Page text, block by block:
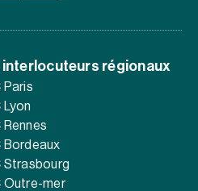
interlocuteurs régionaux
Paris
Lyon
Rennes
Bordeaux
Strasbourg
Outre-mer